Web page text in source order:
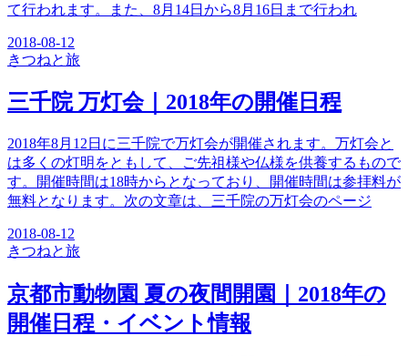
て行われます。また、8月14日から8月16日まで行われ
2018-08-12
きつねと旅
三千院 万灯会｜2018年の開催日程
2018年8月12日に三千院で万灯会が開催されます。万灯会と
は多くの灯明をともして、ご先祖様や仏様を供養するもので
す。開催時間は18時からとなっており、開催時間は参拝料が
無料となります。次の文章は、三千院の万灯会のページ
2018-08-12
きつねと旅
京都市動物園 夏の夜間開園｜2018年の
開催日程・イベント情報